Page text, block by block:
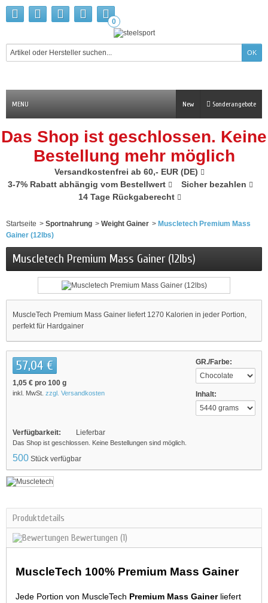
0
MENU Sonderangebote
New
Das Shop ist geschlossen. Keine
Bestellung mehr möglich
Versandkostenfrei ab 60,- EUR (DE)
3-7% Rabatt abhängig vom Bestellwert
Sicher bezahlen
14 Tage Rückgaberecht
Startseite > Sportnahrung > Weight Gainer > Muscletech Premium Mass
Gainer (12lbs)
Muscletech Premium Mass Gainer (12lbs)
MuscleTech Premium Mass Gainer liefert 1270 Kalorien in jeder Portion,
perfekt für Hardgainer
GR./Farbe:
Inhalt:
57,04 €
1,05 € pro 100 g
inkl. MwSt. zzgl. Versandkosten
Verfügbarkeit: Lieferbar
Das Shop ist geschlossen. Keine Bestellungen sind möglich.
500 Stück verfügbar
Produktdetails
Bewertungen (1)
MuscleTech 100% Premium Mass Gainer
Jede Portion von MuscleTech Premium Mass Gainerliefert